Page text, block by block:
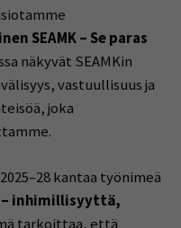
SEAMK – Se paras
näkyvät SEAMKin
vastuullisuus ja
joka
kantaa työnimeä
inhimillisyyttä,
tarkoittaa, että